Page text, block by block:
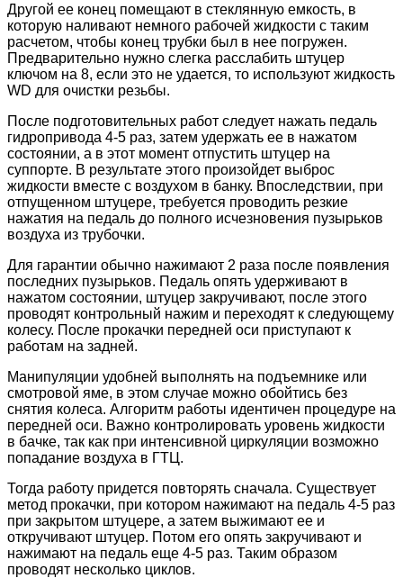
Другой ее конец помещают в стеклянную емкость, в
которую наливают немного рабочей жидкости с таким
расчетом, чтобы конец трубки был в нее погружен.
Предварительно нужно слегка расслабить штуцер
ключом на 8, если это не удается, то используют жидкость
WD для очистки резьбы.
После подготовительных работ следует нажать педаль
гидропривода 4-5 раз, затем удержать ее в нажатом
состоянии, а в этот момент отпустить штуцер на
суппорте. В результате этого произойдет выброс
жидкости вместе с воздухом в банку. Впоследствии, при
отпущенном штуцере, требуется проводить резкие
нажатия на педаль до полного исчезновения пузырьков
воздуха из трубочки.
Для гарантии обычно нажимают 2 раза после появления
последних пузырьков. Педаль опять удерживают в
нажатом состоянии, штуцер закручивают, после этого
проводят контрольный нажим и переходят к следующему
колесу. После прокачки передней оси приступают к
работам на задней.
Манипуляции удобней выполнять на подъемнике или
смотровой яме, в этом случае можно обойтись без
снятия колеса. Алгоритм работы идентичен процедуре на
передней оси. Важно контролировать уровень жидкости
в бачке, так как при интенсивной циркуляции возможно
попадание воздуха в ГТЦ.
Тогда работу придется повторять сначала. Существует
метод прокачки, при котором нажимают на педаль 4-5 раз
при закрытом штуцере, а затем выжимают ее и
откручивают штуцер. Потом его опять закручивают и
нажимают на педаль еще 4-5 раз. Таким образом
проводят несколько циклов.